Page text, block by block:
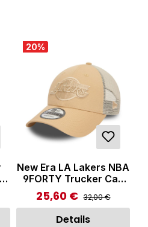
20%
New Era LA Lakers NBA
9FORTY Trucker Cap
Beige
Verkaufspreis:
25,60 € Regulärer Preis:
32,00 €
Details